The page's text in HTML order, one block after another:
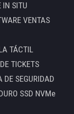
IN SITU
VENTAS
TÁCTIL
TICKETS
DE SEGURIDAD
SSD NVMe